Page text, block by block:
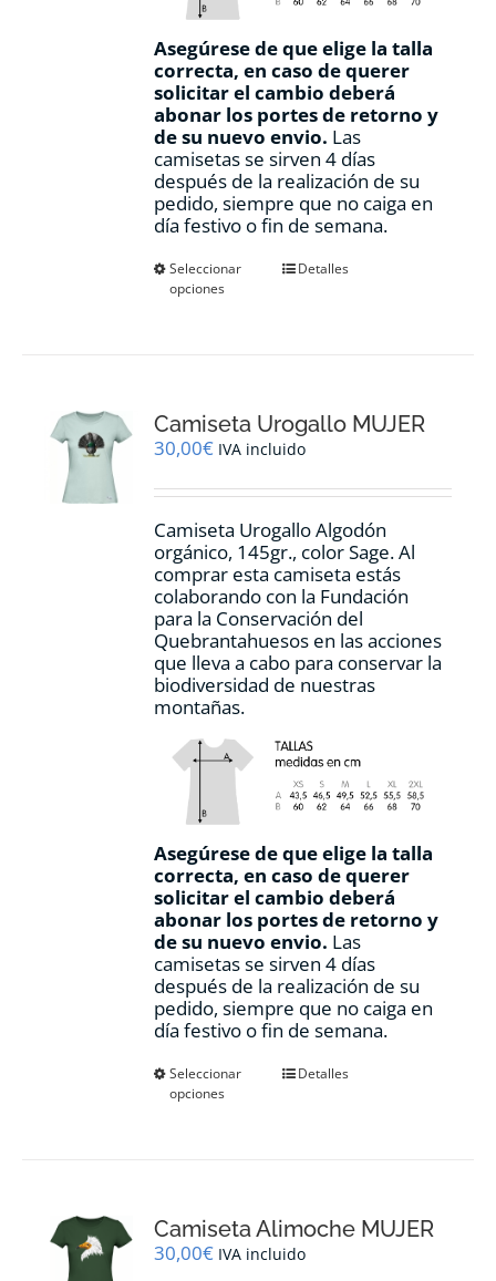
Asegúrese de que elige la talla
correcta, en caso de querer
solicitar el cambio deberá
abonar los portes de retorno y
de su nuevo envio. Las
camisetas se sirven 4 días
después de la realización de su
pedido, siempre que no caiga en
día festivo o fin de semana.
Seleccionar
opciones
Este
se
pueden
en
página
de
producto
Detalles
Camiseta Urogallo MUJER
30,00€ IVA incluido
Camiseta Urogallo Algodón
orgánico, 145gr., color Sage. Al
comprar esta camiseta estás
colaborando con la Fundación
para la Conservación del
Quebrantahuesos en las acciones
que lleva a cabo para conservar la
biodiversidad de nuestras
montañas.
Asegúrese de que elige la talla
correcta, en caso de querer
solicitar el cambio deberá
abonar los portes de retorno y
de su nuevo envio. Las
camisetas se sirven 4 días
después de la realización de su
pedido, siempre que no caiga en
día festivo o fin de semana.
Seleccionar
opciones
Este
se
pueden
Detalles
Camiseta Alimoche MUJER
30,00€ IVA incluido